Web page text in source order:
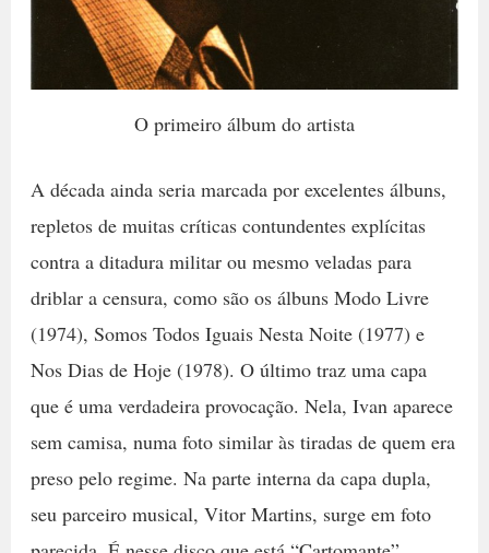
O primeiro álbum do artista
A década ainda seria marcada por excelentes álbuns,
repletos de muitas críticas contundentes explícitas
contra a ditadura militar ou mesmo veladas para
driblar a censura, como são os álbuns Modo Livre
(1974), Somos Todos Iguais Nesta Noite (1977) e
Nos Dias de Hoje (1978). O último traz uma capa
que é uma verdadeira provocação. Nela, Ivan aparece
sem camisa, numa foto similar às tiradas de quem era
preso pelo regime. Na parte interna da capa dupla,
seu parceiro musical, Vitor Martins, surge em foto